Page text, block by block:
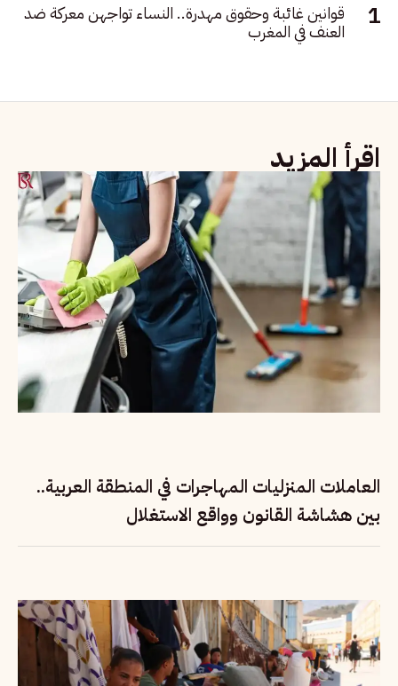
قوانين غائبة وحقوق مهدرة.. النساء تواجهن معركة ضد
العنف في المغرب
اقرأ المزيد
العاملات المنزليات المهاجرات في المنطقة العربية..
بين هشاشة القانون وواقع الاستغلال